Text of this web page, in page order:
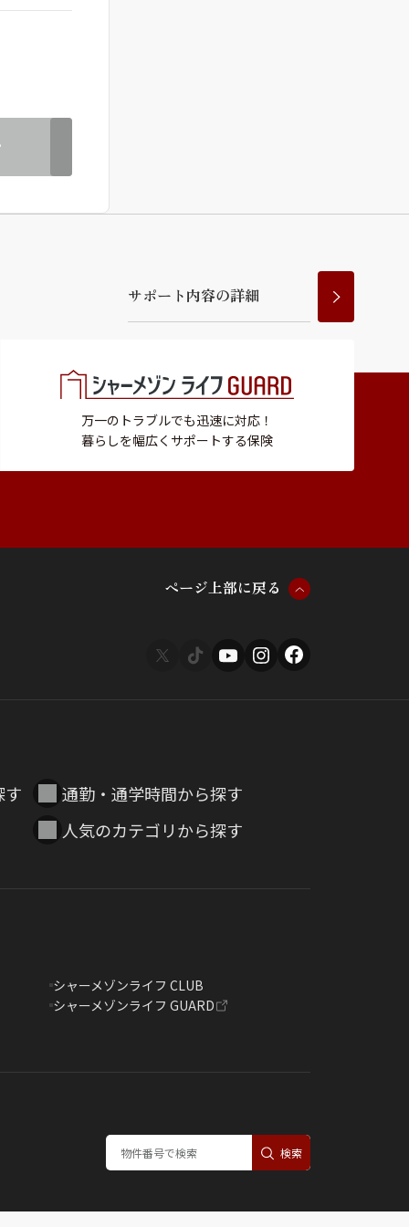
サポー ト内容の詳細
万一のトラブルでも迅速に対応！
暮らしを幅広くサポートする保険
ページ上部に戻る
す
通勤・通学時間から探す
人気のカテゴリから探す
シャーメゾンライフ CLUB
シャーメゾンライフ GUARD